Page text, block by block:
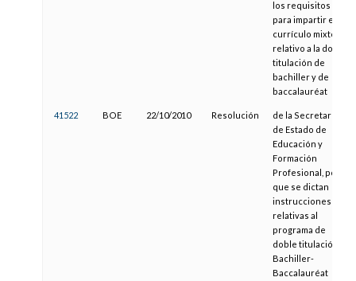
los requisitos
para impartir el
currículo mixto
relativo a la doble
titulación de
bachiller y de
baccalauréat
41522 BOE 22/10/2010 Resolución
de la Secretaría
de Estado de
Educación y
Formación
Profesional, por la
que se dictan
instrucciones
relativas al
programa de
doble titulación
Bachiller-
Baccalauréat